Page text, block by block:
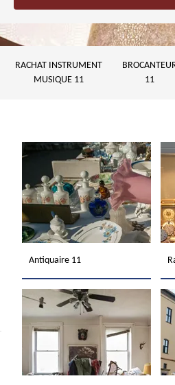
RACHAT INSTRUMENT
MUSIQUE 11
11
Antiquaire 11